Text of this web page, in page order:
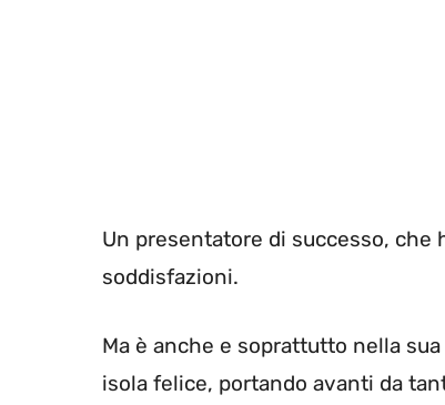
Un presentatore di successo, che
soddisfazioni.
Ma è anche e soprattutto nella
isola felice, portando avanti da